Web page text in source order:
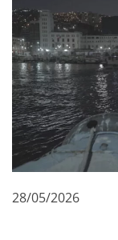
28/05/2026